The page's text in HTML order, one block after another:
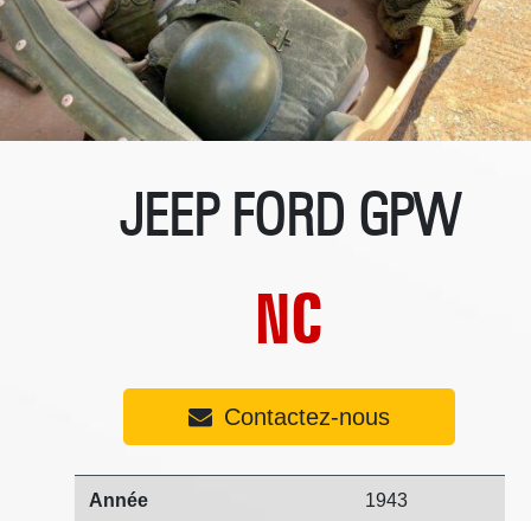
JEEP FORD GPW
NC
Contactez-nous
Année 1943